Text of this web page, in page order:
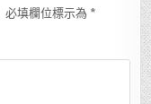
必填欄位標示為 *